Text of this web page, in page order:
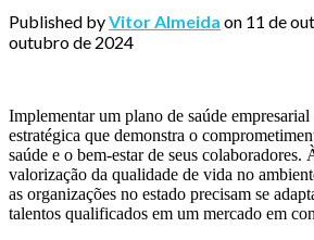
Published byVitor Almeida on 11 de
outubro de 2024
Implementar um plano de saúde
estratégica que demonstra o
saúde e o bem-estar de seus colaboradores.
valorização da qualidade de vida no
as organizações no estado precisam se
talentos qualificados em um mercado em